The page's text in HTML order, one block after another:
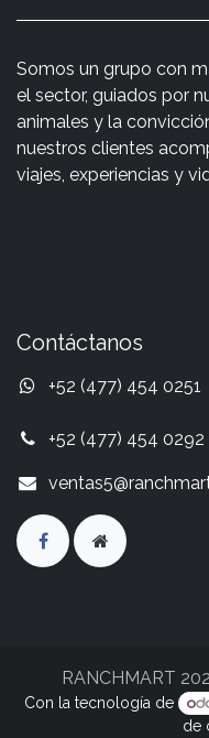
Somos un grupo con
el sector, guiados por
animales y la
nuestros clientes
viajes, experiencias y
Contáctanos
+52 (477) 454 0251
+52 (477) 454 0292
RANCHMART
Con la tecnología de
de